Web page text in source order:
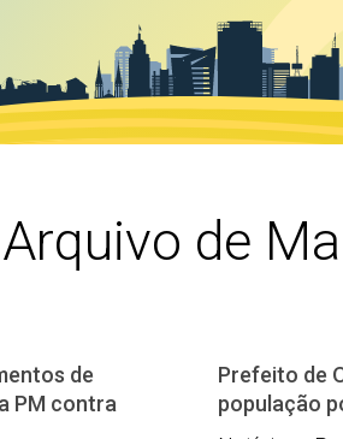
Arquivo de
de
PM contra
Prefeito de
população